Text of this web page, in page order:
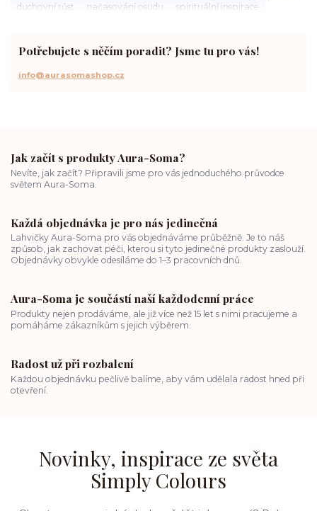
duchovní růst
načasování osudu
spirituální inspirace
Potřebujete s něčím poradit? Jsme tu pro vás!
info@aurasomashop.cz
Jak začít s produkty Aura-Soma?
Nevíte, jak začít? Připravili jsme pro vás jednoduchého průvodce
světem Aura-Soma.
Každá objednávka je pro nás jedinečná
Lahvičky Aura-Soma pro vás objednáváme průběžně. Je to náš
způsob, jak zachovat péči, kterou si tyto jedinečné produkty zaslouží.
Objednávky obvykle odesíláme do 1–3 pracovních dnů.
Aura-Soma je součástí naší každodenní práce
Produkty nejen prodáváme, ale již více než 15 let s nimi pracujeme a
pomáháme zákazníkům s jejich výběrem.
Radost už při rozbalení
Každou objednávku pečlivě balíme, aby vám udělala radost hned při
otevření.
Novinky, inspirace ze světa
Simply Colours